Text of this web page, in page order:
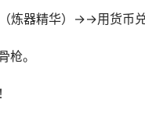
炼器精华）→→用货币兑
枪。